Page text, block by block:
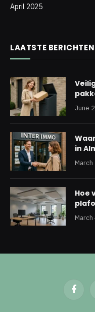
April 2025
LAATSTE BERICHTEN
June
in
Hoe
March